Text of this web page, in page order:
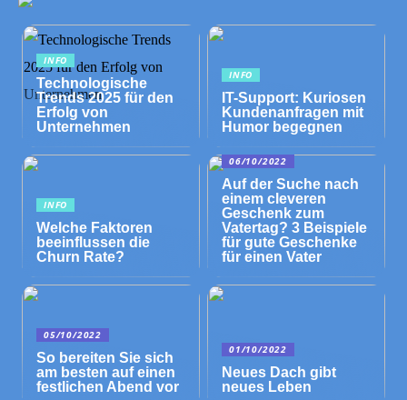
INFO
Technologische
Trends 2025 für den
Erfolg von
Unternehmen
INFO
IT-Support: Kuriosen
Kundenanfragen mit
Humor begegnen
INFO
Welche Faktoren
beeinflussen die
Churn Rate?
06/10/2022
Auf der Suche nach
einem cleveren
Geschenk zum
Vatertag? 3 Beispiele
für gute Geschenke
für einen Vater
05/10/2022
So bereiten Sie sich
am besten auf einen
festlichen Abend vor
01/10/2022
Neues Dach gibt
neues Leben